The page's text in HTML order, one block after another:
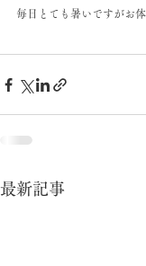
毎日とても暑いですがお
最新記事